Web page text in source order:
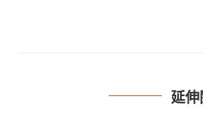
延伸